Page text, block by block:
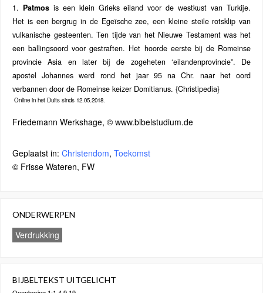
1. Patmos is een klein Grieks eiland voor de westkust van Turkije.
Het is een bergrug in de Egeïsche zee, een kleine steile rotsklip van
vulkanische gesteenten. Ten tijde van het Nieuwe Testament was het
een ballingsoord voor gestraften. Het hoorde eerste bij de Romeinse
provincie Asia en later bij de zogeheten ‘eilandenprovincie”. De
apostel Johannes werd rond het jaar 95 na Chr. naar het oord
verbannen door de Romeinse keizer Domitianus. {Christipedia}
Online in het Duits sinds 12.05.2018.
Friedemann Werkshage, © www.bibelstudium.de
Geplaatst in: Christendom, Toekomst
© Frisse Wateren, FW
ONDERWERPEN
Verdrukking
BIJBELTEKST UITGELICHT